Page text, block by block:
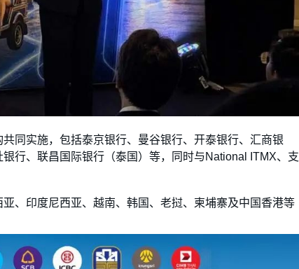
同实施，包括泰京银行、曼谷银行、开泰银行、汇商银
行、联昌国际银行（泰国）等，同时与National ITMX、支
、印度尼西亚、越南、韩国、老挝、柬埔寨及中国香港等